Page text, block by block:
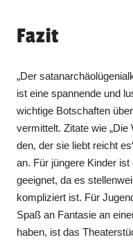
Fazit
„Der
ist eine spannende und
wichtige Botschaften
vermittelt. Zitate wie
den, der sie liebt reicht
an. Für jüngere Kinder
geeignet, da es
kompliziert ist. Für
Spaß an Fantasie an
haben, ist das